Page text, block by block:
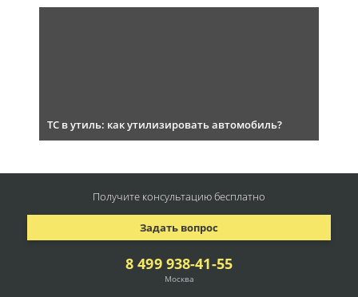
ТС в утиль: как утилизировать автомобиль?
8 499 938-41-55
Москва
Задать вопрос
Получите консультациюбесплатно